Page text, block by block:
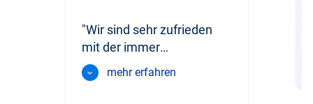
"Wir sind sehr zufrieden
mit der immer
verlässlichen Lieferung."
mehr erfahren